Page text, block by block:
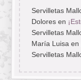
Servilletas
Doloresen
Servilletas
María Luisaen
Servilletas